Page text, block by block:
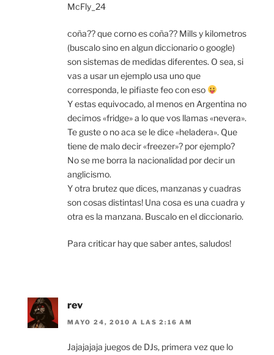
McFly_24
coña?? que corno es coña?? Mills y kilometros
(buscalo sino en algun diccionario o google)
son sistemas de medidas diferentes. O sea, si
vas a usar un ejemplo usa uno que
corresponda, le pifiaste feo con eso
Y estas equivocado, al menos en Argentina no
decimos «fridge» a lo que vos llamas «nevera».
Te guste o no aca se le dice «heladera». Que
tiene de malo decir «freezer»? por ejemplo?
No se me borra la nacionalidad por decir un
anglicismo.
Y otra brutez que dices, manzanas y cuadras
son cosas distintas! Una cosa es una cuadra y
otra es la manzana. Buscalo en el diccionario.
Para criticar hay que saber antes, saludos!
rev
MAYO 24, 2010 A LAS 2:16 AM
Jajajajaja juegos de DJs, primera vez que lo